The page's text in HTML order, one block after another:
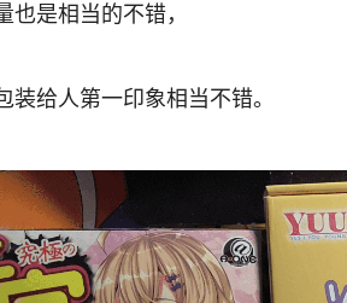
也是相当的不错，
装给人第一印象相当不错。